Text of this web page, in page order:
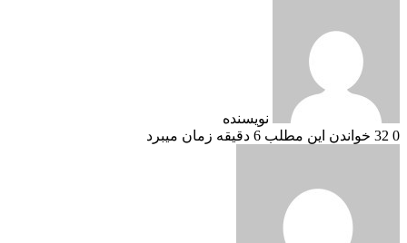
نویسنده
0
خواندن این مطلب 6 دقیقه زمان میبرد